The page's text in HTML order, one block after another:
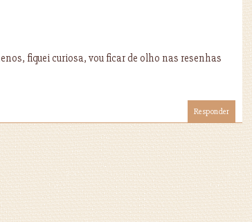
fiquei curiosa, vou ficar de olho nas resenhas
Responder